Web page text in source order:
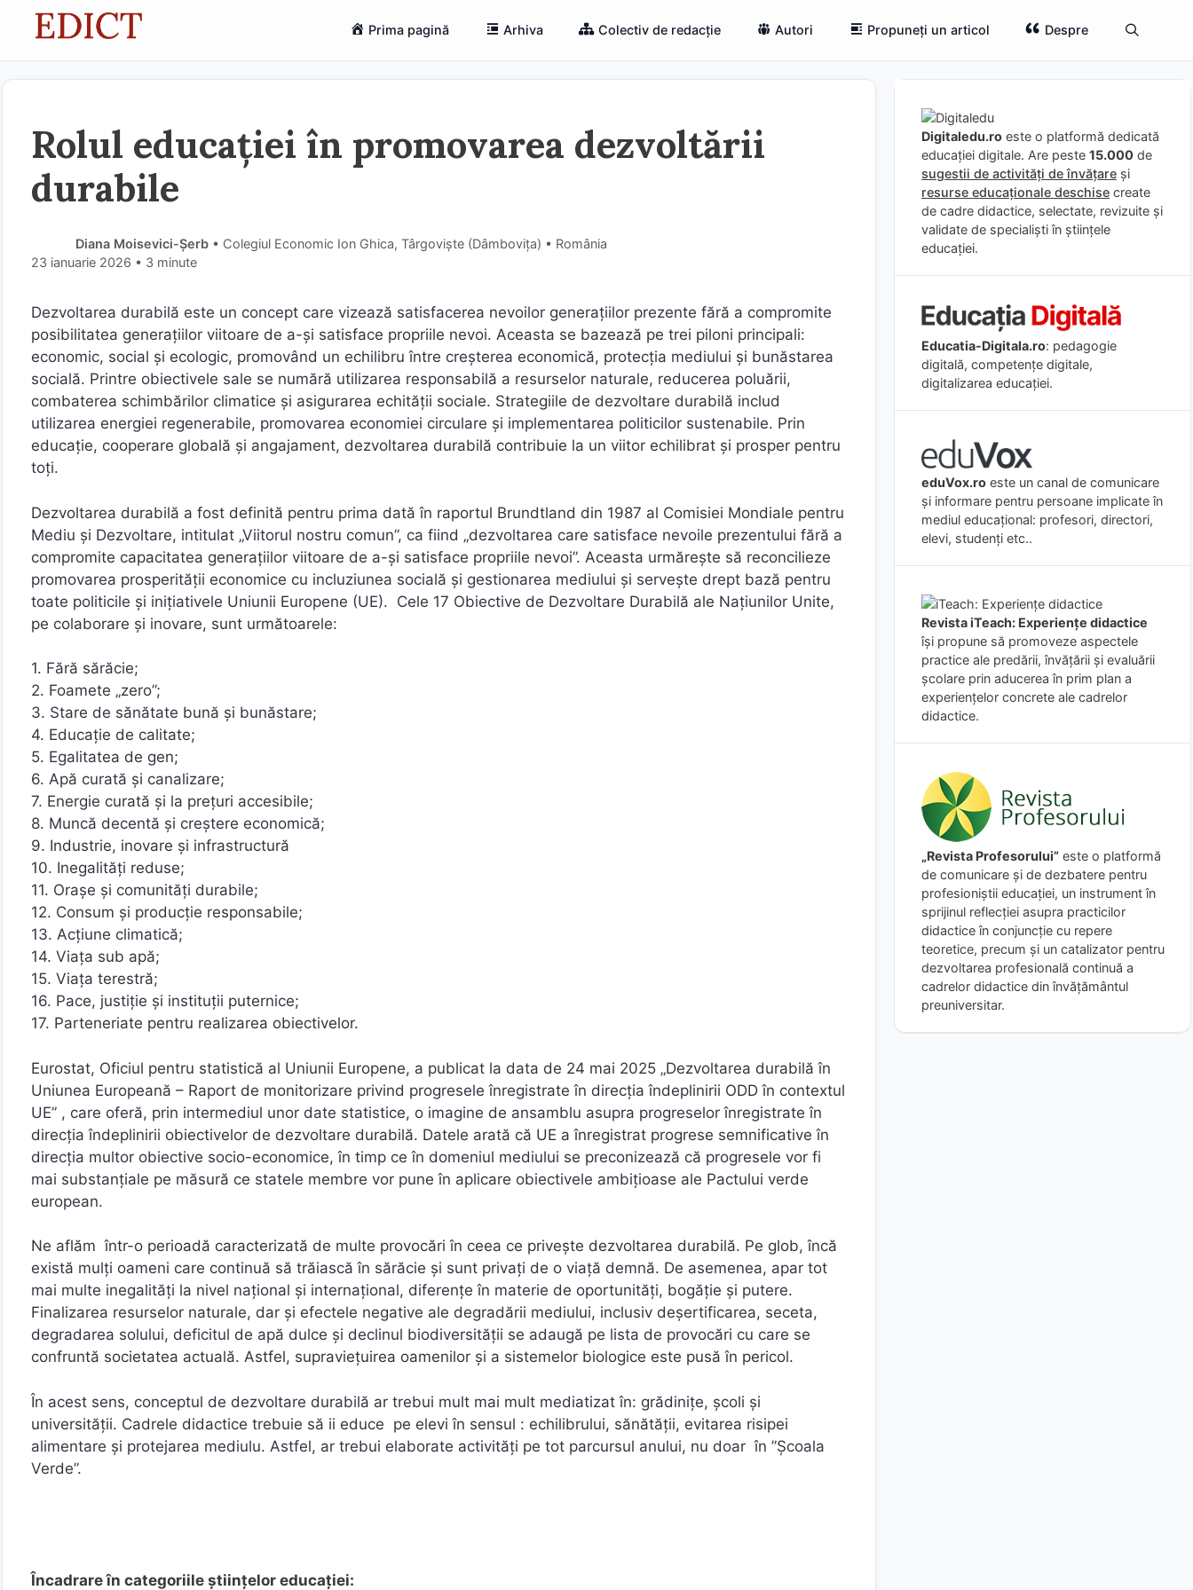
Prima pagină Arhiva Colectiv de redacție Autori Propuneți un articol Despre
Rolul educației în promovarea dezvoltării
durabile
Diana Moisevici-Șerb • Colegiul Economic Ion Ghica, Târgoviște (Dâmboviţa) • România
23 ianuarie 2026 • 3 minute
Dezvoltarea durabilă este un concept care vizează satisfacerea nevoilor generațiilor prezente fără a compromite
posibilitatea generațiilor viitoare de a-și satisface propriile nevoi. Aceasta se bazează pe trei piloni principali:
economic, social și ecologic, promovând un echilibru între creșterea economică, protecția mediului și bunăstarea
socială. Printre obiectivele sale se numără utilizarea responsabilă a resurselor naturale, reducerea poluării,
combaterea schimbărilor climatice și asigurarea echității sociale. Strategiile de dezvoltare durabilă includ
utilizarea energiei regenerabile, promovarea economiei circulare și implementarea politicilor sustenabile. Prin
educație, cooperare globală și angajament, dezvoltarea durabilă contribuie la un viitor echilibrat și prosper pentru
toți.
Dezvoltarea durabilă a fost definită pentru prima dată în raportul Brundtland din 1987 al Comisiei Mondiale pentru
Mediu și Dezvoltare, intitulat „Viitorul nostru comun”, ca fiind „dezvoltarea care satisface nevoile prezentului fără a
compromite capacitatea generațiilor viitoare de a-și satisface propriile nevoi”. Aceasta urmărește să reconcilieze
promovarea prosperității economice cu incluziunea socială și gestionarea mediului și servește drept bază pentru
toate politicile și inițiativele Uniunii Europene (UE). Cele 17 Obiective de Dezvoltare Durabilă ale Națiunilor Unite,
pe colaborare și inovare, sunt următoarele:
1. Fără sărăcie;
2. Foamete „zero”;
3. Stare de sănătate bună și bunăstare;
4. Educație de calitate;
5. Egalitatea de gen;
6. Apă curată și canalizare;
7. Energie curată și la prețuri accesibile;
8. Muncă decentă și creștere economică;
9. Industrie, inovare și infrastructură
10. Inegalități reduse;
11. Orașe și comunități durabile;
12. Consum și producție responsabile;
13. Acțiune climatică;
14. Viața sub apă;
15. Viața terestră;
16. Pace, justiție și instituții puternice;
17. Parteneriate pentru realizarea obiectivelor.
Eurostat, Oficiul pentru statistică al Uniunii Europene, a publicat la data de 24 mai 2025 „Dezvoltarea durabilă în
Uniunea Europeană – Raport de monitorizare privind progresele înregistrate în direcția îndeplinirii ODD în contextul
UE” , care oferă, prin intermediul unor date statistice, o imagine de ansamblu asupra progreselor înregistrate în
direcția îndeplinirii obiectivelor de dezvoltare durabilă. Datele arată că UE a înregistrat progrese semnificative în
direcția multor obiective socio-economice, în timp ce în domeniul mediului se preconizează că progresele vor fi
mai substanțiale pe măsură ce statele membre vor pune în aplicare obiectivele ambițioase ale Pactului verde
european.
Ne aflăm într-o perioadă caracterizată de multe provocări în ceea ce privește dezvoltarea durabilă. Pe glob, încă
există mulți oameni care continuă să trăiască în sărăcie și sunt privați de o viață demnă. De asemenea, apar tot
mai multe inegalități la nivel național și internațional, diferențe în materie de oportunități, bogăție și putere.
Finalizarea resurselor naturale, dar și efectele negative ale degradării mediului, inclusiv deșertificarea, seceta,
degradarea solului, deficitul de apă dulce și declinul biodiversității se adaugă pe lista de provocări cu care se
confruntă societatea actuală. Astfel, supraviețuirea oamenilor și a sistemelor biologice este pusă în pericol.
În acest sens, conceptul de dezvoltare durabilă ar trebui mult mai mult mediatizat în: grădinițe, școli și
universității. Cadrele didactice trebuie să ii educe pe elevi în sensul : echilibrului, sănătății, evitarea risipei
alimentare și protejarea mediulu. Astfel, ar trebui elaborate activități pe tot parcursul anului, nu doar în ”Școala
Verde”.
Încadrare în categoriile științelor educației:
Digitaledu.ro este o platformă dedicată
educației digitale. Are peste 15.000 de
sugestii de activități de învățare și
resurse educaționale deschise create
de cadre didactice, selectate, revizuite și
validate de specialiști în științele
educației.
Educatia-Digitala.ro: pedagogie
digitală, competențe digitale,
digitalizarea educației.
eduVox.ro este un canal de comunicare
și informare pentru persoane implicate în
mediul educațional: profesori, directori,
elevi, studenți etc..
Revista iTeach: Experienţe didactice
îşi propune să promoveze aspectele
practice ale predării, învăţării şi evaluării
şcolare prin aducerea în prim plan a
experienţelor concrete ale cadrelor
didactice.
„Revista Profesorului” este o platformă
de comunicare și de dezbatere pentru
profesioniștii educației, un instrument în
sprijinul reflecției asupra practicilor
didactice în conjuncție cu repere
teoretice, precum și un catalizator pentru
dezvoltarea profesională continuă a
cadrelor didactice din învățământul
preuniversitar.